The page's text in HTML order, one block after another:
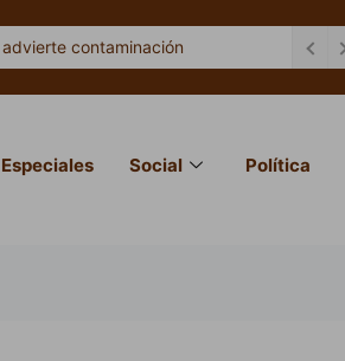
contaminación
Especiales Social Política